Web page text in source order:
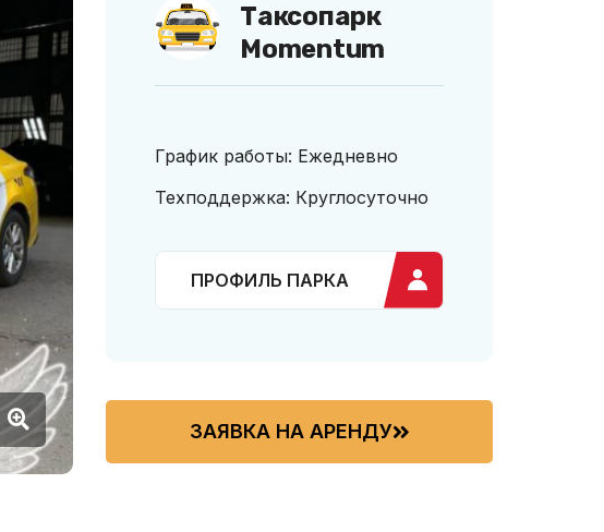
Таксопарк
Momentum
График работы: Ежедневно
Техподдержка: Круглосуточно
ПРОФИЛЬ ПАРКА
ЗАЯВКА НА АРЕНДУ